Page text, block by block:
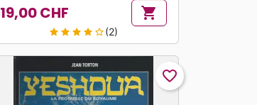
Prix
19,00 CHF shopping_cart
star star star star star_border(2)
favorite_border